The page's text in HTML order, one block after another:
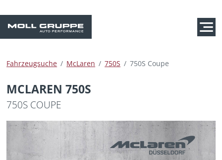
Fahrzeugsuche McLaren 750S 750S Coupe
MCLAREN 750S
750S COUPE